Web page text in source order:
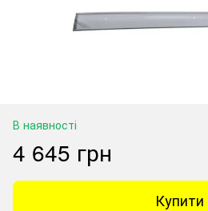
В наявності
4 645 грн
Купити